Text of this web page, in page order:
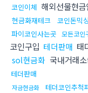
코인이체 해외선물현
현금화재테크 코인돈믹
파이코인사는곳 모든코인
코인구입 테더판매 태
sol현금화 국내거래
테더판매
자금현금화 테더코인추척